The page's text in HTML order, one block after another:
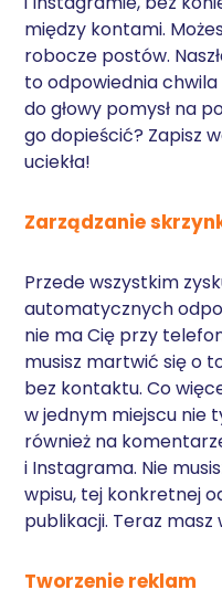
między kontami.
robocze postów.
to odpowiednia chwila
do głowy pomysł na
go dopieścić? Zapisz
uciekła!
Zarządzanie
Przede wszystkim
automatycznych
nie ma Cię przy
musisz martwić się o
bez kontaktu. Co
w jednym miejscu nie
również na
i Instagrama. Nie
wpisu, tej konkretnej
publikacji. Teraz
Tworzenie reklam